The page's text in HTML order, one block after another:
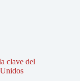
clave del